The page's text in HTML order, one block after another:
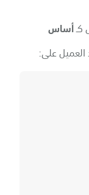
كـأساس
على: